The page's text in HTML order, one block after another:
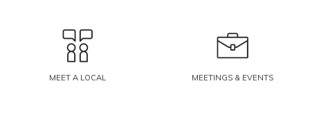
MEET A LOCAL MEETINGS & EVENTS